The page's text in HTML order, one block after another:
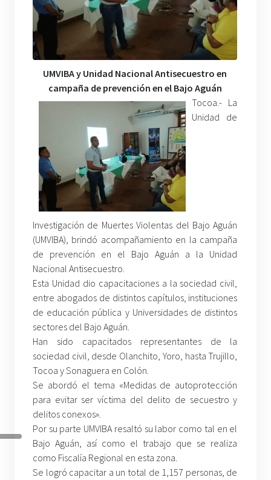
UMVIBA y Unidad Nacional Antisecuestro en
campaña de prevención en el Bajo Aguán
Tocoa.- La
Unidad de
Investigación de Muertes Violentas del Bajo Aguán
(UMVIBA), brindó acompañamiento en la campaña
de prevención en el Bajo Aguán a la Unidad
Nacional Antisecuestro.
Esta Unidad dio capacitaciones a la sociedad civil,
entre abogados de distintos capítulos, instituciones
de educación pública y Universidades de distintos
sectores del Bajo Aguán.
Han sido capacitados representantes de la
sociedad civil, desde Olanchito, Yoro, hasta Trujillo,
Tocoa y Sonaguera en Colón.
Se abordó el tema «Medidas de autoprotección
para evitar ser víctima del delito de secuestro y
delitos conexos».
Por su parte UMVIBA resaltó su labor como tal en el
Bajo Aguán, así como el trabajo que se realiza
como Fiscalía Regional en esta zona.
Se logró capacitar a un total de 1,157 personas, de